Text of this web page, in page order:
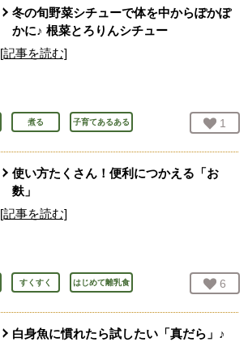
冬の旬野菜シチューで体を中からぽかぽ
かに♪ 根菜とろりんシチュー
[記事を読む]
煮る 子育てあるある お気
1
使い方たくさん！便利につかえる「お
麩」
[記事を読む]
すくすく はじめて離乳食 お気
6
白身魚に慣れたら試したい「真だら」♪